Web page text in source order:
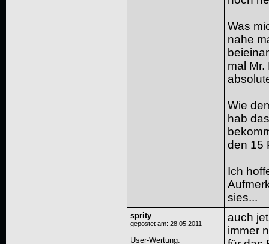
Was
nahe
mal Mr.
Wie
hab
den 15
Ich
sies...
sprity
gepostet am: 28.05.2011
User-Wertung:
auch
immer